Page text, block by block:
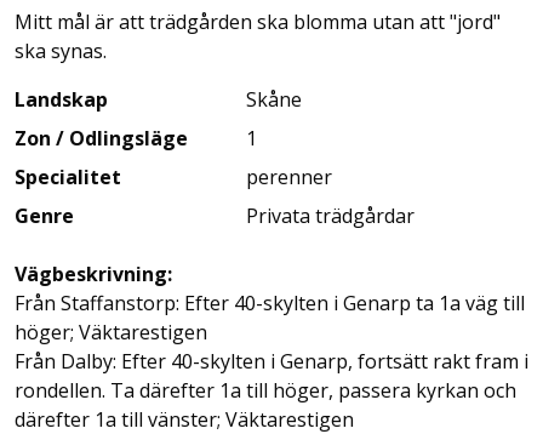
Mitt mål är att trädgården ska blomma utan att "jord"
ska synas.
Landskap
Skåne
Zon / Odlingsläge
1
Specialitet
perenner
Genre
Privata trädgårdar
Vägbeskrivning:
Från Staffanstorp: Efter 40-skylten i Genarp ta 1a väg till
höger; Väktarestigen
Från Dalby: Efter 40-skylten i Genarp, fortsätt rakt fram i
rondellen. Ta därefter 1a till höger, passera kyrkan och
därefter 1a till vänster; Väktarestigen